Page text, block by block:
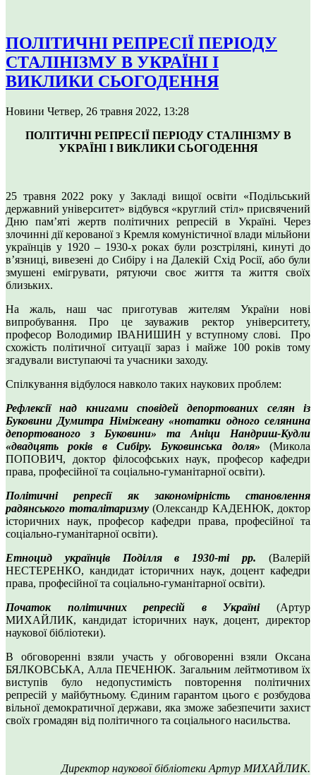
ПОЛІТИЧНІ РЕПРЕСІЇ ПЕРІОДУ
СТАЛІНІЗМУ В УКРАЇНІ І
ВИКЛИКИ СЬОГОДЕННЯ
Новини Четвер, 26 травня 2022, 13:28
ПОЛІТИЧНІ РЕПРЕСІЇ ПЕРІОДУ СТАЛІНІЗМУ В
УКРАЇНІ І ВИКЛИКИ СЬОГОДЕННЯ
25 травня 2022 року у Закладі вищої освіти «Подільський
державний університет» відбувся «круглий стіл» присвячений
Дню пам’яті жертв політичних репресій в Україні. Через
злочинні дії керованої з Кремля комуністичної влади мільйони
українців у 1920 – 1930-х роках були розстріляні, кинуті до
в’язниці, вивезені до Сибіру і на Далекій Схід Росії, або були
змушені емігрувати, рятуючи своє життя та життя своїх
близьких.
На жаль, наш час приготував жителям України нові
випробування. Про це зауважив ректор університету,
професор Володимир ІВАНИШИН у вступному слові. Про
схожість політичної ситуації зараз і майже 100 років тому
згадували виступаючі та учасники заходу.
Спілкування відбулося навколо таких наукових проблем:
Рефлексії над книгами сповідей депортованих селян із
Буковини Думитра Німіжеану «нотатки одного селянина
депортованого з Буковини» та Аніци Нандриш-Кудли
«двадцять років в Сибіру. Буковинська доля» (Микола
ПОПОВИЧ, доктор філософських наук, професор кафедри
права, професійної та соціально-гуманітарної освіти).
Політичні репресії як закономірність становлення
радянського тоталітаризму(Олександр КАДЕНЮК, доктор
історичних наук, професор кафедри права, професійної та
соціально-гуманітарної освіти).
Етноцид українців Поділля в 1930-ті рр. (Валерій
НЕСТЕРЕНКО, кандидат історичних наук, доцент кафедри
права, професійної та соціально-гуманітарної освіти).
Початок політичних репресій в Україні(Артур
МИХАЙЛИК, кандидат історичних наук, доцент, директор
наукової бібліотеки).
В обговоренні взяли участь у обговоренні взяли Оксана
БЯЛКОВСЬКА, Алла ПЕЧЕНЮК. Загальним лейтмотивом їх
виступів було недопустимість повторення політичних
репресій у майбутньому. Єдиним гарантом цього є розбудова
вільної демократичної держави, яка зможе забезпечити захист
своїх громадян від політичного та соціального насильства.
Директор наукової бібліотеки Артур МИХАЙЛИК.